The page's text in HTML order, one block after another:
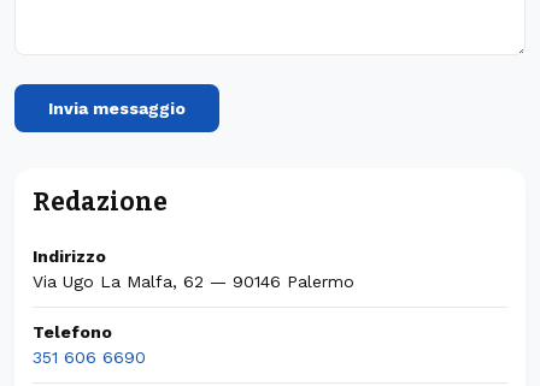
Invia messaggio
Redazione
Indirizzo
Via Ugo La Malfa, 62 — 90146 Palermo
Telefono
351 606 6690